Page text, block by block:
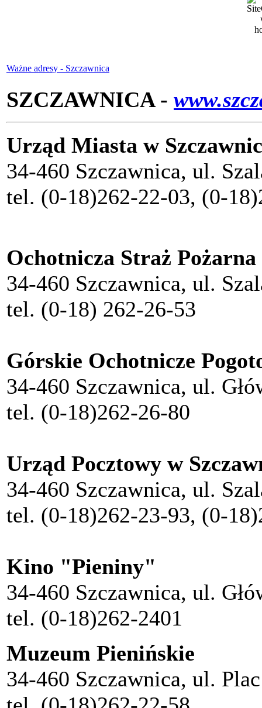
Ważne adresy - Szczawnica
SZCZAWNICA -
Urząd Miasta w
34-460 Szczawnica, ul.
tel. (0-18)262-22-03, (0-
Ochotnicza Straż Pożarna
34-460 Szczawnica, ul.
tel. (0-18) 262-26-53
Górskie Ochotnicze
34-460 Szczawnica, ul.
tel. (0-18)262-26-80
Urząd Pocztowy w
34-460 Szczawnica, ul.
tel. (0-18)262-23-93, (0-
Kino "Pieniny"
34-460 Szczawnica, ul.
tel. (0-18)262-2401
Muzeum Pienińskie
34-460 Szczawnica, ul.